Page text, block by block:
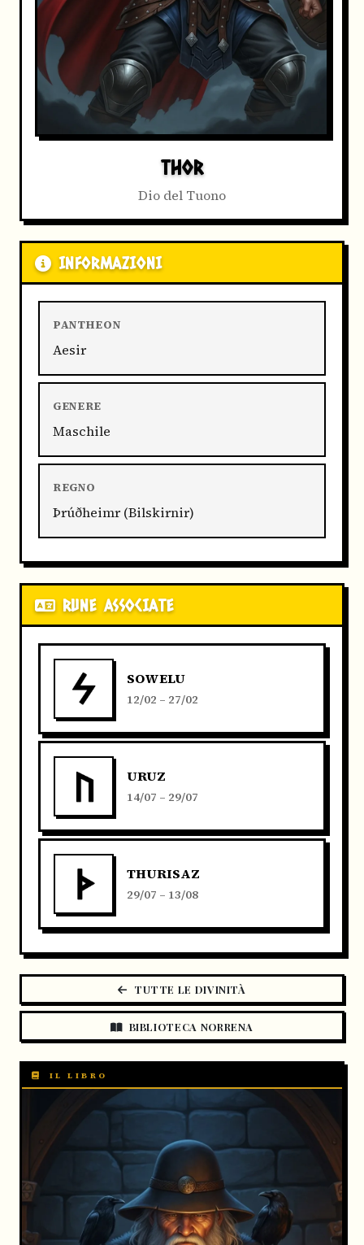
THOR
Dio del Tuono
INFORMAZIONI
PANTHEON
Aesir
GENERE
Maschile
REGNO
Þrúðheimr (Bilskirnir)
RUNE ASSOCIATE
SOWELU
12/02 – 27/02
URUZ
14/07 – 29/07
THURISAZ
29/07 – 13/08
TUTTE LE DIVINITÀ
BIBLIOTECA NORRENA
IL LIBRO